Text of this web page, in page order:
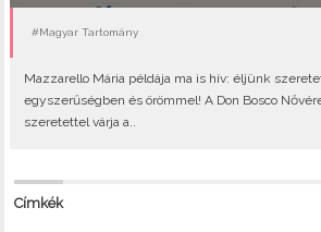
#Magyar Tartomány
Mazzarello Mária példája ma is hív: éljünk
egyszerűségben és örömmel! A Don Bosco
szeretettel várja a..
Címkék